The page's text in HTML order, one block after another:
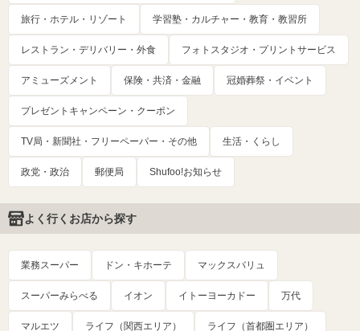
旅行・ホテル・リゾート 学習塾・カルチャー・教育・教習所
レストラン・デリバリー・外食 フォトスタジオ・プリントサービス
アミューズメント 保険・共済・金融 冠婚葬祭・イベント
プレゼントキャンペーン・クーポン
TV局・新聞社・フリーペーパー・その他 生活・くらし
政党・政治 郵便局 Shufoo!お知らせ
よく行くお店から探す
業務スーパー ドン・キホーテ マックスバリュ
スーパーみらべる イオン イトーヨーカドー 万代
マルエツ ライフ（関西エリア） ライフ（首都圏エリア）